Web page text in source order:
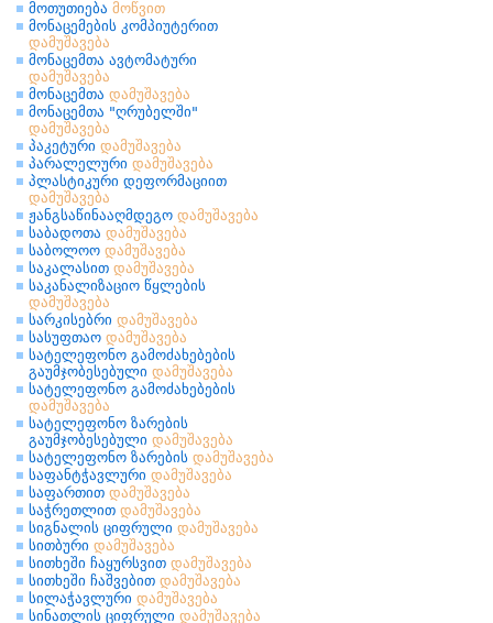
მოთუთიება მოწვით
მონაცემების კომპიუტერით
დამუშავება
მონაცემთა ავტომატური
დამუშავება
მონაცემთა დამუშავება
მონაცემთა "ღრუბელში"
დამუშავება
პაკეტური დამუშავება
პარალელური დამუშავება
პლასტიკური დეფორმაციით
დამუშავება
ჟანგსაწინააღმდეგო დამუშავება
საბადოთა დამუშავება
საბოლოო დამუშავება
საკალასით დამუშავება
საკანალიზაციო წყლების
დამუშავება
სარკისებრი დამუშავება
სასუფთაო დამუშავება
სატელეფონო გამოძახებების
გაუმჯობესებული დამუშავება
სატელეფონო გამოძახებების
დამუშავება
სატელეფონო ზარების
გაუმჯობესებული დამუშავება
სატელეფონო ზარების დამუშავება
საფანტჭავლური დამუშავება
საფართით დამუშავება
საჭრეთლით დამუშავება
სიგნალის ციფრული დამუშავება
სითბური დამუშავება
სითხეში ჩაყურსვით დამუშავება
სითხეში ჩაშვებით დამუშავება
სილაჭავლური დამუშავება
სინათლის ციფრული დამუშავება